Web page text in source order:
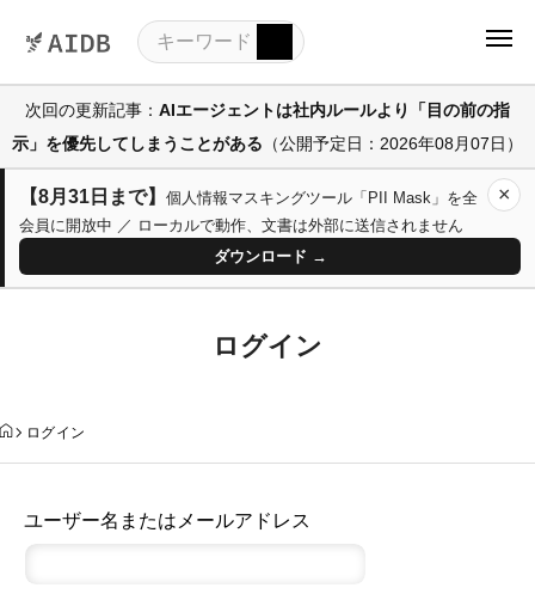
次回の更新記事： AIエージェントは社内ルールより「目の前の指
示」を優先してしまうことがある （公開予定日：2026年08月07日）
【8月31日まで】 個人情報マスキングツール「PII Mask」を全
会員に開放中 ／ ローカルで動作、文書は外部に送信されません
ダウンロード →
×
ログイン
ログイン
ユーザー名またはメールアドレス